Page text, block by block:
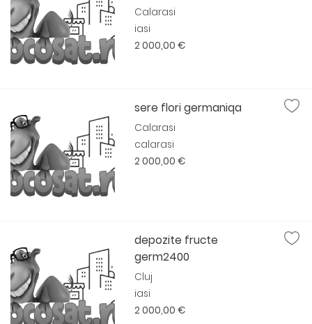
Calarasi
iasi
2 000,00 €
sere flori germaniqa
Calarasi
calarasi
2 000,00 €
depozite fructe
germ2400
Cluj
iasi
2 000,00 €